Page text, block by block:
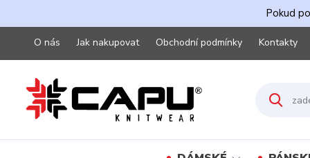
Pokud
O nás Jak nakupovat Obchodní podmínky Kontakty